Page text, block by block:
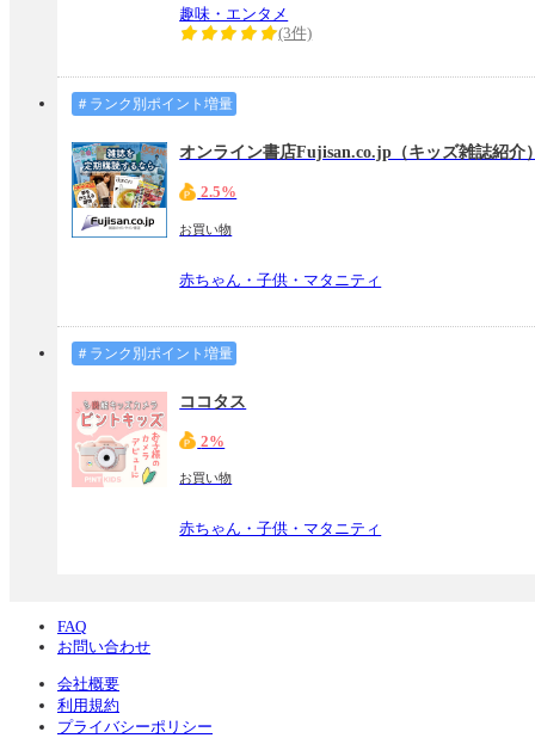
趣味・エンタメ
(3件)
＃ランク別ポイント増量
オンライン書店Fujisan.co.jp（キッズ雑誌紹介
2.5%
お買い物
赤ちゃん・子供・マタニティ
＃ランク別ポイント増量
ココタス
2%
お買い物
赤ちゃん・子供・マタニティ
FAQ
お問い合わせ
会社概要
利用規約
プライバシーポリシー